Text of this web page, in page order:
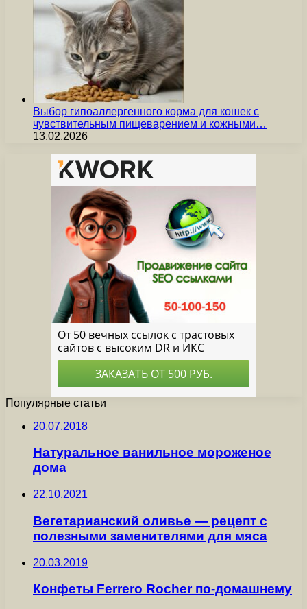
Выбор гипоаллергенного корма для кошек с
чувствительным пищеварением и кожными…
13.02.2026
Популярные статьи
20.07.2018
Натуральное ванильное мороженое
дома
22.10.2021
Вегетарианский оливье — рецепт с
полезными заменителями для мяса
20.03.2019
Конфеты Ferrero Rocher по-домашнему